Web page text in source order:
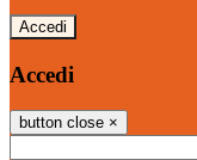
Accedi
Accedi
button close ×